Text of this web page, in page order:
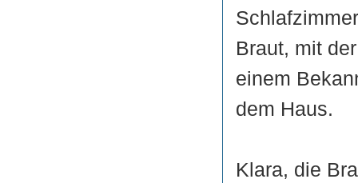
Braut, mit
einem
dem Haus.
Klara, die